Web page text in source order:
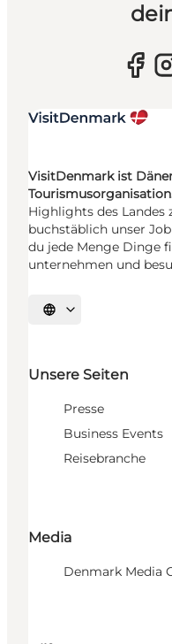
VisitDenmark ist
Highlights des Landes
buchstäblich unser
du jede Menge Dinge
unternehmen und
Sprache auswählen
Unsere Seiten
Presse
Business Events
Reisebranche
Media
Denmark Media